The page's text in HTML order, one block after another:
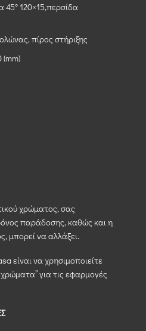
120×15,περσίδα
πίρος στήριξης
χρώματος, σας
παράδοσης, καθώς και η
μπορεί να αλλάξει.
είναι να χρησιμοποιείτε
για τις εφαρμογές